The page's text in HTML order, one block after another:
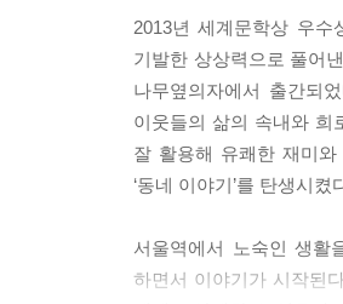
“혹시 애연가였어요?”
“모, 몰라요.”
“몰라요? 담배 피운 기억
“피웠는지 안 피웠는지
“기억상실증인 거예요?”
“술 때문에…… 머리가……
“모, 몰라요.”
아오, 씨……. 시현은 대화
2013년 세계문학상 우
기발한 상상력으로 풀어
나무옆의자에서 출간되
이웃들의 삶의 속내와 희
잘 활용해 유쾌한 재미
‘동네 이야기’를 탄생시켰
서울역에서 노숙인 생
하면서 이야기가 시작된